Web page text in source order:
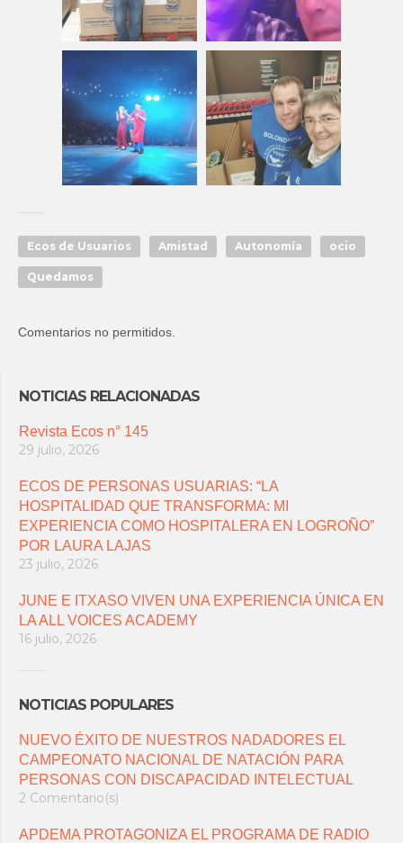
Ecos de Usuarios Amistad Autonomía ocio
Quedamos
Comentarios no permitidos.
NOTICIAS RELACIONADAS
Revista Ecos n° 145
29 julio, 2026
ECOS DE PERSONAS USUARIAS: “LA
HOSPITALIDAD QUE TRANSFORMA: MI
EXPERIENCIA COMO HOSPITALERA EN LOGROÑO”
POR LAURA LAJAS
23 julio, 2026
JUNE E ITXASO VIVEN UNA EXPERIENCIA ÚNICA EN
LA ALL VOICES ACADEMY
16 julio, 2026
NOTICIAS POPULARES
NUEVO ÉXITO DE NUESTROS NADADORES EL
CAMPEONATO NACIONAL DE NATACIÓN PARA
PERSONAS CON DISCAPACIDAD INTELECTUAL
2 Comentario(s)
APDEMA PROTAGONIZA EL PROGRAMA DE RADIO